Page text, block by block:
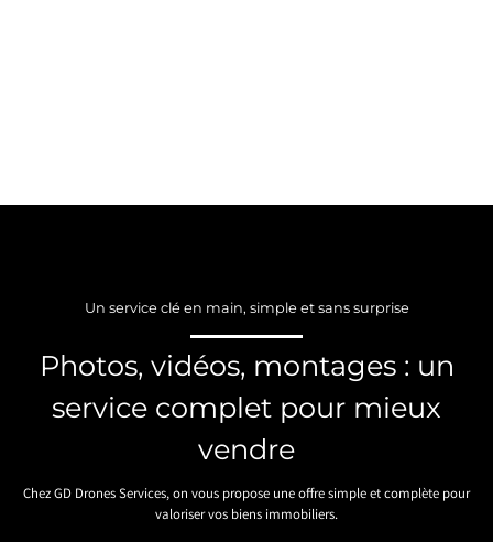
Un service clé en main, simple et sans surprise
Photos, vidéos, montages : un
service complet pour mieux
vendre
Chez GD Drones Services, on vous propose une offre simple et complète pour
valoriser vos biens immobiliers.